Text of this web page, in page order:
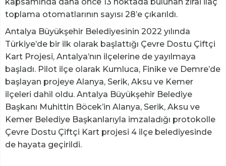
toplama otomatlarının sayısı 28’e çıkarıldı.
Antalya Büyükşehir Belediyesinin 2022 yılında
Türkiye’de bir ilk olarak başlattığı Çevre Dostu Çiftçi
Kart Projesi, Antalya’nın ilçelerine de yayılmaya
başladı. Pilot ilçe olarak Kumluca, Finike ve Demre’de
başlayan projeye Alanya, Serik, Aksu ve Kemer
ilçeleri dahil oldu. Antalya Büyükşehir Belediye
Başkanı Muhittin Böcek’in Alanya, Serik, Aksu ve
Kemer Belediye Başkanlarıyla imzaladığı protokolle
Çevre Dostu Çiftçi Kart projesi 4 ilçe belediyesinde
de hayata geçirildi.